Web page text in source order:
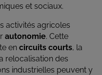
et sociaux.
activités agricoles
autonomie. Cette
en circuits courts, la
relocalisation des
industrielles peuvent y